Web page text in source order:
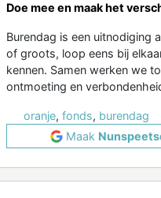
Doe mee en maak het
Burendag is een uitnodiging
of groots, loop eens bij
kennen. Samen werken we
ontmoeting en
oranje, fonds, burendag
Maak